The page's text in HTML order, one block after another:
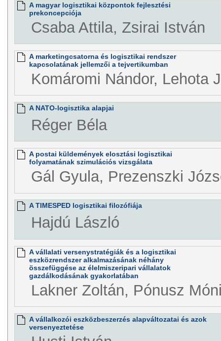
A magyar logisztikai központok fejlesztési
prekoncepciója
Csaba Attila, Zsirai István
A marketingcsatorna és logisztikai rendszer
kapcsolatának jellemzői a tejvertikumban
Komáromi Nándor, Lehota
A NATO-logisztika alapjai
Réger Béla
A postai küldemények elosztási logisztikai
folyamatának szimulációs vizsgálata
Gál Gyula, Prezenszki
A TIMESPED logisztikai filozófiája
Hajdú László
A vállalati versenystratégiák és a logisztikai
eszközrendszer alkalmazásának néhány
összefüggése az élelmiszeripari vállalatok
gazdálkodásának gyakorlatában
Lakner Zoltán, Pónusz
A vállalkozói eszközbeszerzés alapváltozatai és azok
versenyeztetése